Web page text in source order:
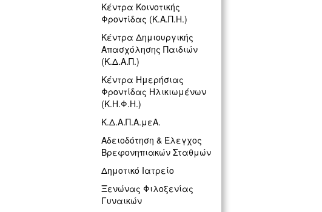
Κέντρα Κοινοτικής
Φροντίδας (Κ.Α.Π.Η.)
Κέντρα Δημιουργικής
Απασχόλησης Παιδιών
(Κ.Δ.Α.Π.)
Κέντρα Ημερήσιας
Φροντίδας Ηλικιωμένων
(Κ.Η.Φ.Η.)
Κ.Δ.Α.Π.Α.μεΑ.
Αδειοδότηση & Έλεγχος
Βρεφονηπιακών Σταθμών
Δημοτικό Ιατρείο
Ξενώνας Φιλοξενίας
Γυναικών